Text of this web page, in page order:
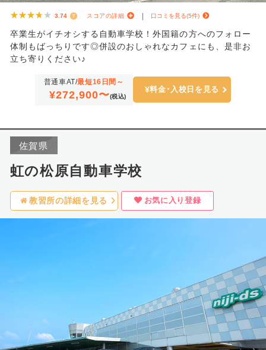
★★★★★
★★★★★ 3.74 スコアの詳細 口コミを見る(5件)
卒業生がイチオシする自動車学校！外国籍の方へのフォロー
体制もばっちりです◎併設のおしゃれなカフェにも、是非お
立ち寄りください♪
普通車AT/最短16日間～
¥272,900〜(税込)
料金･入校日を見る
佐賀県
虹の松原自動車学校
教習所の詳細を見る お気に入り登録